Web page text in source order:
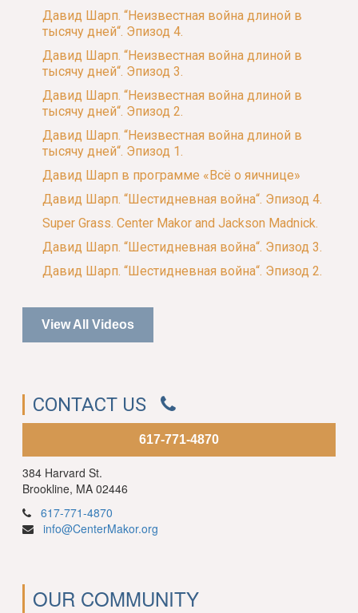
Давид Шарп. “Неизвестная война длиной в
тысячу дней“. Эпизод 4.
Давид Шарп. “Неизвестная война длиной в
тысячу дней“. Эпизод 3.
Давид Шарп. “Неизвестная война длиной в
тысячу дней“. Эпизод 2.
Давид Шарп. “Неизвестная война длиной в
тысячу дней“. Эпизод 1.
Давид Шарп в программе «Всё о яичнице»
Давид Шарп. “Шестидневная война“. Эпизод 4.
Super Grass. Center Makor and Jackson Madnick.
Давид Шарп. “Шестидневная война“. Эпизод 3.
Давид Шарп. “Шестидневная война“. Эпизод 2.
View All Videos
CONTACT US
617-771-4870
384 Harvard St.
Brookline, MA 02446
617-771-4870
info@CenterMakor.org
OUR COMMUNITY